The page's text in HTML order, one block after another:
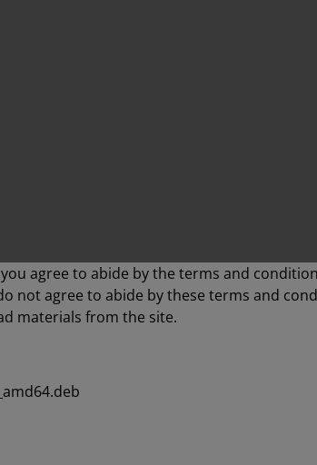
agree to abide by the terms and
not agree to abide by these terms and
materials from the site.